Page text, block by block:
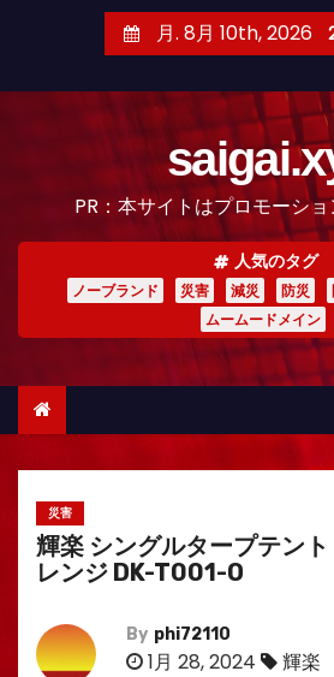
月. 8月 10th, 2026
PR：本サイトはプロモーシ
人気のタグ
ノーブランド 災害 減災 防災
ムームードメイン
災害
輝楽 シングルタープテン
レンジ DK-T001-O
By phi72110
1月 28, 2024 輝楽